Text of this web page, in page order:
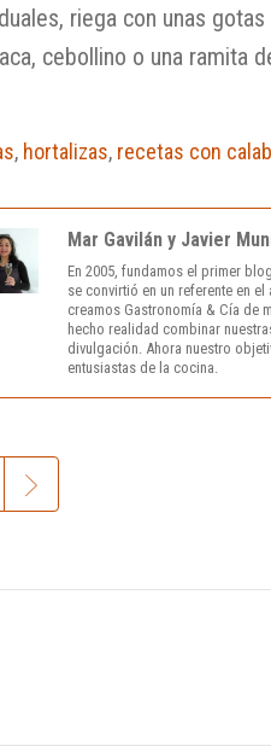
riega con unas gotas
cebollino o una ramita
, hortalizas, recetas con
Mar Gavilán y Javier
En 2005, fundamos el primer
se convirtió en un referente en
creamos Gastronomía & Cía de
hecho realidad combinar
divulgación. Ahora nuestro
entusiastas de la cocina.